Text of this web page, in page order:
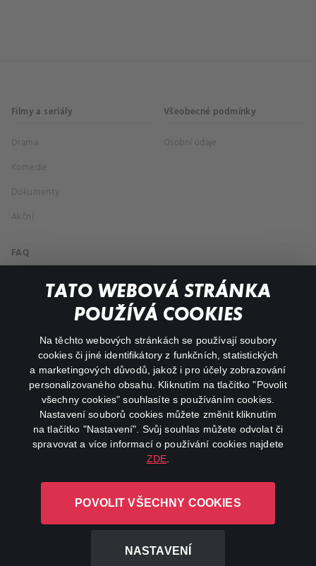
TATO WEBOVÁ STRÁNKA
POUŽÍVÁ COOKIES
Na těchto webových stránkách se používají soubory
cookies či jiné identifikátory z funkčních, statistických
a marketingových důvodů, jakož i pro účely zobrazování
personalizovaného obsahu. Kliknutím na tlačítko "Povolit
všechny cookies" souhlasíte s používáním cookies.
Nastavení souborů cookies můžete změnit kliknutím
na tlačítko "Nastavení". Svůj souhlas můžete odvolat či
spravovat a více informací o používání cookies najdete
ZDE
POVOLIT VŠECHNY COOKIES
NASTAVENÍ
Filmy a seriály
Drama
Komedie
Dokumenty
Akční
Všeobecné podmínky
Osobní údaje
FAQ
Můj účet
Důležité odkazy
facebookinstagram
youtube
L-1246 Luxembourg R.C.S.